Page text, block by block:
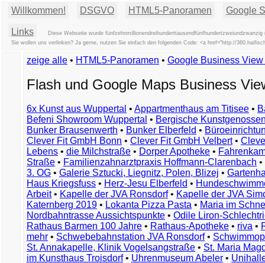
Willkommen! DSGVO HTML5-Panoramen Google
Links
Diese Webseite wurde
Sie wollen uns verlinken? Ja gerne, nutzen Sie einfach den folgenden Code: <a href="http://
zeige alle • HTML5-Panoramen • Google Business
Flash und Google Maps Business
6x Kunst aus Wuppertal • Appartmenthaus am Titisee •
Befeni Showroom Wuppertal • Bergische
Bunker Brausenwerth • Bunker Elberfeld •
Clever Fit GmbH Bonn • Clever Fit GmbH Velbert•
Lebens • die Milchstraße • Dorper Apotheke •
Straße • Familienzahnarztpraxis Hoffmann-Clarenbach •
3. OG • Galerie Sztucki, Liegnitz, Polen, Blizej •
Haus Kriegsfuss • Herz-Jesu Elberfeld •
Arbeit• Kapelle der JVA Ronsdorf• Kapelle der JVA
Katernberg 2019 • Lokanta Pizza Pasta • Maria im
Nordbahntrasse Aussichtspunkte • Odile Liron-
Rathaus Barmen 100 Jahre • Rathaus-Apotheke • riva •
mehr • Schwebebahnstation JVA Ronsdorf•
St. Annakapelle, Klinik Vogelsangstraße • St. Maria
im Kunsthaus Troisdorf• Uhrenmuseum Abeler •